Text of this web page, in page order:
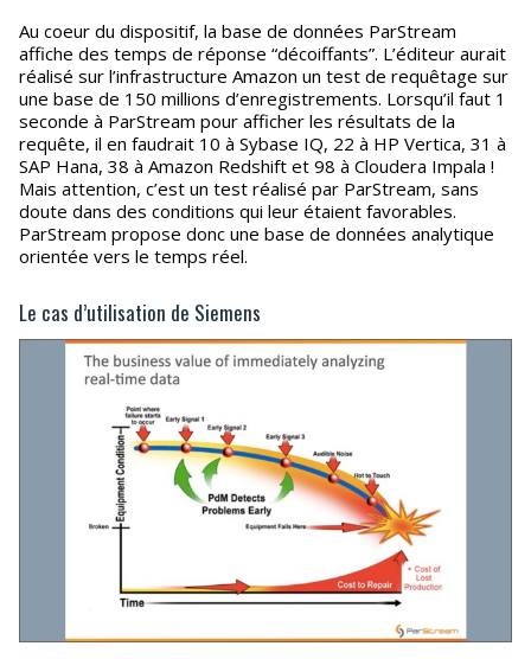
Au coeur du dispositif, la base de données ParStream
affiche des temps de réponse “décoiffants”. L’éditeur aurait
réalisé sur l’infrastructure Amazon un test de requêtage sur
une base de 150 millions d’enregistrements. Lorsqu’il faut 1
seconde à ParStream pour afficher les résultats de la
requête, il en faudrait 10 à Sybase IQ, 22 à HP Vertica, 31 à
SAP Hana, 38 à Amazon Redshift et 98 à Cloudera Impala !
Mais attention, c’est un test réalisé par ParStream, sans
doute dans des conditions qui leur étaient favorables.
ParStream propose donc une base de données analytique
orientée vers le temps réel.
Le cas d’utilisation de Siemens